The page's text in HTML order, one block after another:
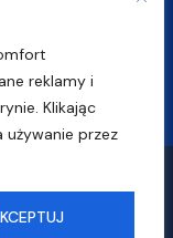
reklamy i
Klikając
używanie przez
ONLINE